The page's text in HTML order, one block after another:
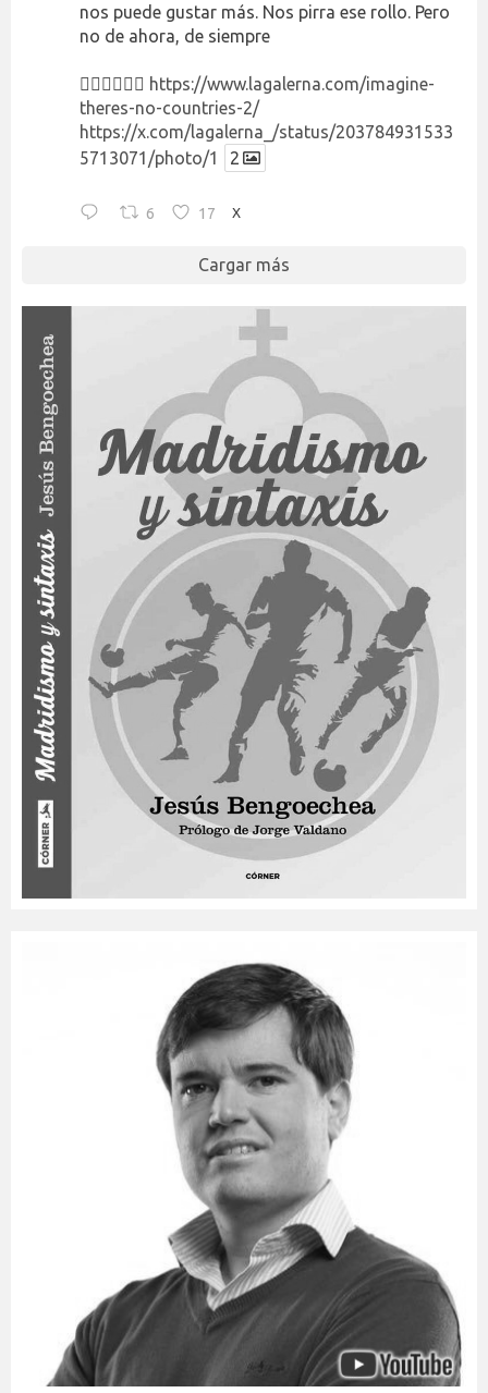
nos puede gustar más. Nos pirra ese rollo. Pero
no de ahora, de siempre
👉🏻👉🏻👉🏻 https://www.lagalerna.com/imagine-
theres-no-countries-2/
https://x.com/lagalerna_/status/203784931533
5713071/photo/1
2
6 17 X
Cargar más